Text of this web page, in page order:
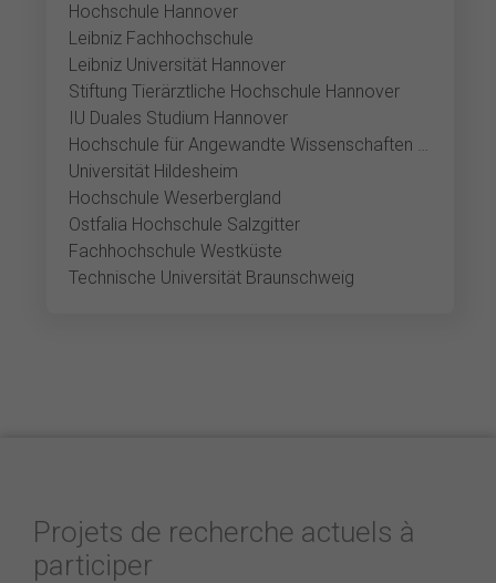
Hochschule Hannover
Leibniz Fachhochschule
Leibniz Universität Hannover
Stiftung Tierärztliche Hochschule Hannover
IU Duales Studium Hannover
Hochschule für Angewandte Wissenschaften und Kunst Hildesheim
Universität Hildesheim
Hochschule Weserbergland
Ostfalia Hochschule Salzgitter
Fachhochschule Westküste
Technische Universität Braunschweig
Projets de recherche actuels à
participer